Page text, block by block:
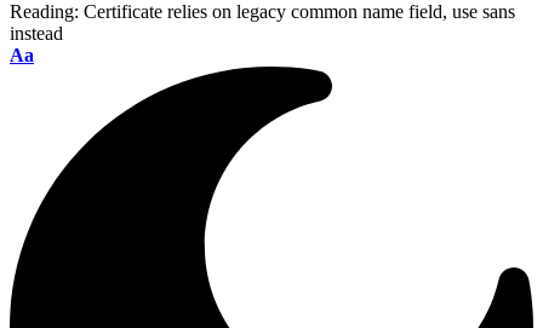
Reading: Certificate relies on legacy common name field, use sans
instead
Aa